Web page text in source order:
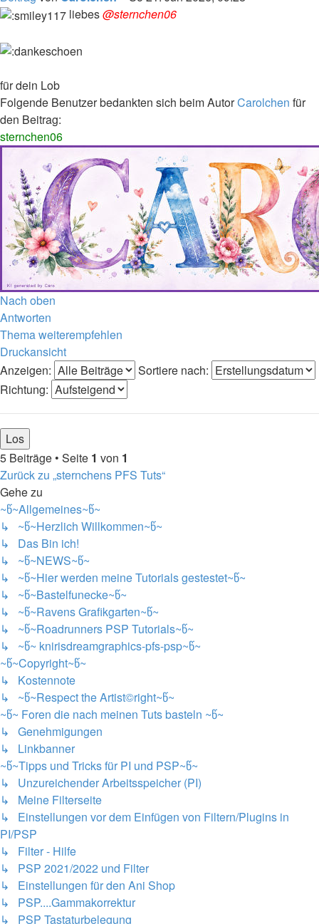
liebes@sternchen06
für dein Lob
Folgende Benutzer bedankten sich beim AutorCarolchen für
den Beitrag:
sternchen06
Nach oben
Antworten
Thema weiterempfehlen
Druckansicht
Anzeigen:
Sortiere nach:
Richtung:
5 Beiträge • Seite 1 von 1
Zurück zu „sternchens PFS Tuts“
Gehe zu
~წ~Allgemeines~წ~
↳ ~წ~Herzlich Willkommen~წ~
↳ Das Bin ich!
↳ ~წ~NEWS~წ~
↳ ~წ~Hier werden meine Tutorials gestestet~წ~
↳ ~წ~Bastelfunecke~წ~
↳ ~წ~Ravens Grafikgarten~წ~
↳ ~წ~Roadrunners PSP Tutorials~წ~
↳ ~წ~ knirisdreamgraphics-pfs-psp~წ~
~წ~Copyright~წ~
↳ Kostennote
↳ ~წ~Respect the Artist©right~წ~
~წ~ Foren die nach meinen Tuts basteln ~წ~
↳ Genehmigungen
↳ Linkbanner
~წ~Tipps und Tricks für PI und PSP~წ~
↳ Unzureichender Arbeitsspeicher (PI)
↳ Meine Filterseite
↳ Einstellungen vor dem Einfügen von Filtern/Plugins in
PI/PSP
↳ Filter - Hilfe
↳ PSP 2021/2022 und Filter
↳ Einstellungen für den Ani Shop
↳ PSP....Gammakorrektur
↳ PSP Tastaturbelegung